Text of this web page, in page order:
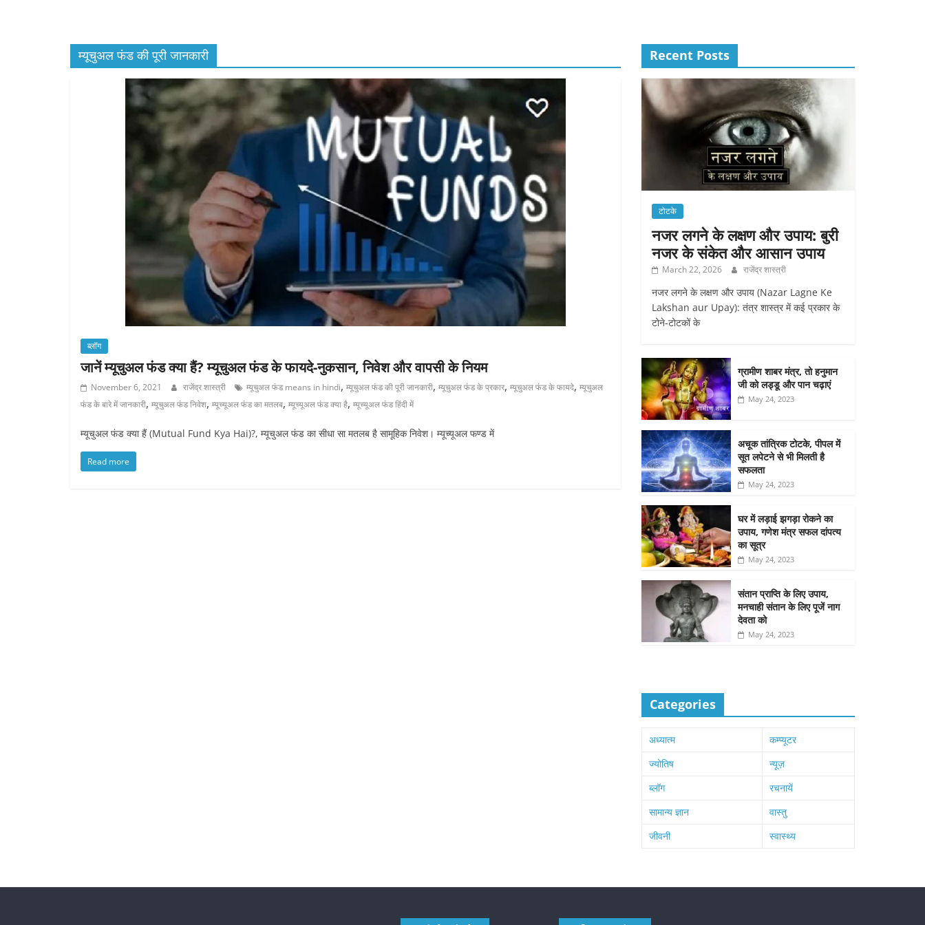
म्यूचुअल फंड की पूरी जानकारी
ब्लॉग
जानें म्यूचुअल फंड क्या हैं? म्यूचुअल फंड के फायदे-नुकसान, निवेश और वापसी के नियम
November 6, 2021 राजेंद्र शास्त्री म्यूचुअल फंड means in hindi, म्यूचुअल फंड की पूरी जानकारी, म्यूचुअल फंड के प्रकार, म्यूचुअल फंड के फायदे, म्यूचुअल
फंड के बारे में जानकारी, म्यूचुअल फंड निवेश, म्यूच्यूअल फंड का मतलब, म्यूच्यूअल फंड क्या है, म्यूच्यूअल फंड हिंदी में
म्यूचुअल फंड क्या हैं (Mutual Fund Kya Hai)?, म्यूचुअल फंड का सीधा सा मतलब है सामूहिक निवेश। म्यूच्यूअल फण्ड में
Read more
Recent Posts
टोटके
नजर लगने के लक्षण और उपाय: बुरी
नजर के संकेत और आसान उपाय
March 22, 2026 राजेंद्र शास्त्री
नजर लगने के लक्षण और उपाय (Nazar Lagne Ke
Lakshan aur Upay): तंत्र शास्त्र में कई प्रकार के
टोने-टोटकों के
ग्रामीण शाबर मंत्र, तो हनुमान
जी को लड्डू और पान चढ़ाएं
May 24, 2023
अचूक तांत्रिक टोटके, पीपल में
सूत लपेटने से भी मिलती है
सफलता
May 24, 2023
घर में लड़ाई झगड़ा रोकने का
उपाय, गणेश मंत्र सफल दांपत्य
का सूत्र
May 24, 2023
संतान प्राप्ति के लिए उपाय,
मनचाही संतान के लिए पूजें नाग
देवता को
May 24, 2023
Categories
अध्यात्म
कम्प्यूटर
ज्योतिष
न्यूज़
ब्लॉग
रचनायें
सामान्य ज्ञान
वास्तु
जीवनी
स्वास्थ्य